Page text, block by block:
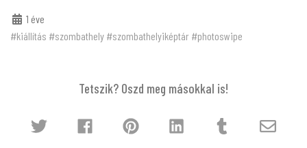
1 éve
#kiállítás #szombathely #szombathelyiképtár #photoswipe
Tetszik? Oszd meg másokkal is!